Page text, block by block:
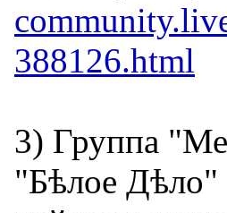
388126.html
3) Группа
"Бѣлое Дѣло"